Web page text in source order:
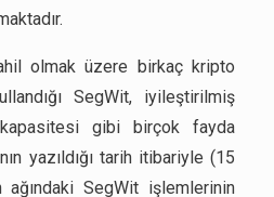
olmak üzere birkaç kripto
SegWit, iyileştirilmiş
gibi birçok fayda
yazıldığı tarih itibariyle (15
SegWit işlemlerinin